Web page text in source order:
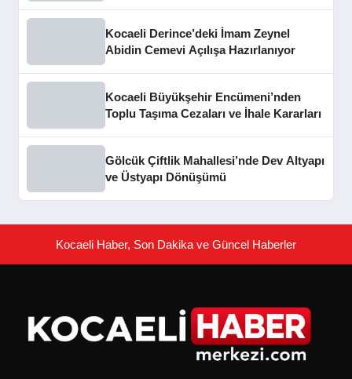
Kocaeli Derince’deki İmam Zeynel
Abidin Cemevi Açılışa Hazırlanıyor
Kocaeli Büyükşehir Encümeni’nden
Toplu Taşıma Cezaları ve İhale Kararları
Gölcük Çiftlik Mahallesi’nde Dev Altyapı
ve Üstyapı Dönüşümü
Kocaeli Haber, Son Dakika ve Güncel Haberler